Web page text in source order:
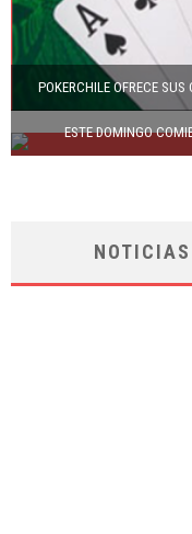
POKERCHILE OFRECE
ESTE DOMINGO